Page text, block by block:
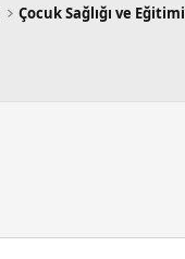
Çocuk Sağlığı ve Eğitimi